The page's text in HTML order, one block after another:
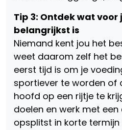
Tip 3: Ontdek wat voor
belangrijkst is
Niemand kent jou het
weet daarom zelf het
eerst tijd is om je
sportiever te worden of
hoofd op een rijtje te
doelen en werk met
opsplitst in korte